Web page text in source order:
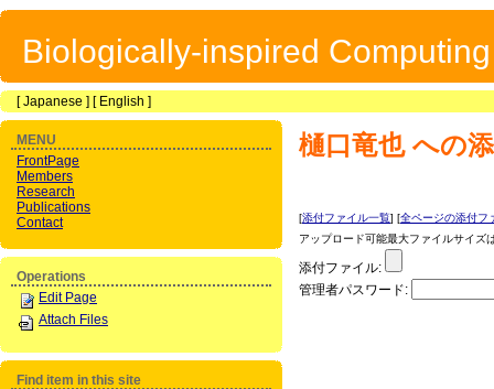
Biologically-inspired
[Japanese ] [ English ]
樋口竜也への
[添付ファイル一覧] [全ページの添付フ
アップロード可能最大ファイルサイズ
添付ファイル:
管理者パスワード:
MENU
FrontPage
Members
Research
Publications
Contact
Operations
Edit Page
Attach Files
Find item in this site